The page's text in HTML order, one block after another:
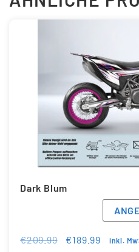
Dark Blum
€209.99 €189.99 inkl.